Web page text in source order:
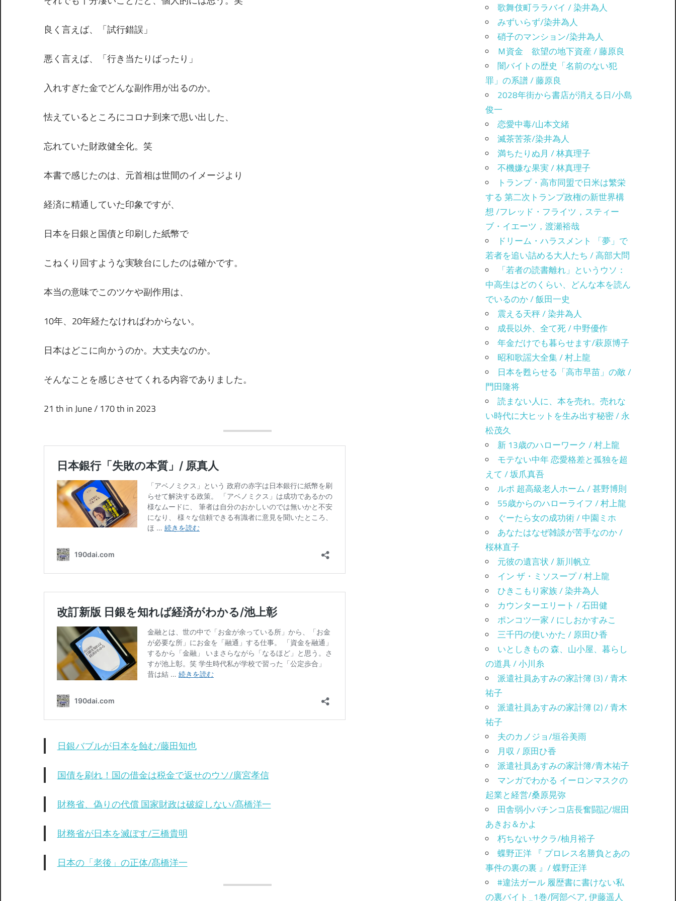
良く言えば、「試行錯誤」
悪く言えば、「行き当たりばったり」
入れすぎた金でどんな副作用が出るのか。
怯えているところにコロナ到来で思い出した、
忘れていた財政健全化。笑
本書で感じたのは、元首相は世間のイメージより
経済に精通していた印象ですが、
日本を日銀と国債と印刷した紙幣で
こねくり回すような実験台にしたのは確かです。
本当の意味でこのツケや副作用は、
10年、20年経たなければわからない。
日本はどこに向かうのか。大丈夫なのか。
そんなことを感じさせてくれる内容でありました。
21 th in June / 170 th in 2023
日銀バブルが日本を蝕む/藤田知也
国債を刷れ！国の借金は税金で返せのウソ/廣宮孝信
財務省、偽りの代償 国家財政は破綻しない/髙橋洋一
財務省が日本を滅ぼす/三橋貴明
日本の「老後」の正体/髙橋洋一
歌舞伎町ララバイ / 染井為人
みずいらず/染井為人
硝子のマンション/染井為人
Ｍ資金 欲望の地下資産 / 藤原良
闇バイトの歴史「名前のない犯
罪」の系譜 / 藤原良
2028年街から書店が消える日/小島
俊一
恋愛中毒/山本文緒
滅茶苦茶/染井為人
満ちたりぬ月 / 林真理子
不機嫌な果実 / 林真理子
トランプ・高市同盟で日米は繁栄
する 第二次トランプ政権の新世界構
想 /フレッド・フライツ，スティー
ブ・イエーツ，渡瀬裕哉
ドリーム・ハラスメント 「夢」で
若者を追い詰める大人たち / 高部大問
「若者の読書離れ」というウソ：
中高生はどのくらい、どんな本を読ん
でいるのか / 飯田一史
震える天秤 / 染井為人
成長以外、全て死 / 中野優作
年金だけでも暮らせます/萩原博子
昭和歌謡大全集 / 村上龍
日本を甦らせる「高市早苗」の敵 /
門田隆将
読まない人に、本を売れ。売れな
い時代に大ヒットを生み出す秘密 / 永
松茂久
新 13歳のハローワーク / 村上龍
モテない中年 恋愛格差と孤独を超
えて / 坂爪真吾
ルポ 超高級老人ホーム / 甚野博則
55歳からのハローライフ / 村上龍
ぐーたら女の成功術 / 中園ミホ
あなたはなぜ雑談が苦手なのか /
桜林直子
元彼の遺言状 / 新川帆立
イン ザ・ミソスープ / 村上龍
ひきこもり家族 / 染井為人
カウンターエリート / 石田健
ポンコツ一家 / にしおかすみこ
三千円の使いかた / 原田ひ香
いとしきもの 森、山小屋、暮らし
の道具 / 小川糸
派遣社員あすみの家計簿 (3) / 青木
祐子
派遣社員あすみの家計簿 (2) / 青木
祐子
夫のカノジョ/垣谷美雨
月収 / 原田ひ香
派遣社員あすみの家計簿/青木祐子
マンガでわかる イーロンマスクの
起業と経営/桑原晃弥
田舎弱小パチンコ店長奮闘記/堀田
あきお＆かよ
朽ちないサクラ/柚月裕子
蝶野正洋 『 プロレス名勝負とあの
事件の裏の裏 』/ 蝶野正洋
#違法ガール 履歴書に書けない私
の裏バイト_1巻/阿部ベア, 伊藤遥人